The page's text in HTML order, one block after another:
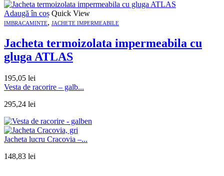
Adaugă în coș Quick View
IMBRACAMINTE, JACHETE IMPERMEABILE
Jacheta termoizolata impermeabila cu
gluga ATLAS
195,05 lei
Vesta de racorire – galb...
295,24 lei
Jacheta lucru Cracovia –...
148,83 lei